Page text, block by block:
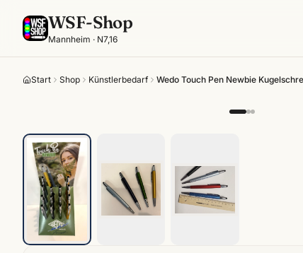
WSF-Shop
Mannheim · N7,16
Start Shop Künstlerbedarf Wedo Touch Pen Newbie